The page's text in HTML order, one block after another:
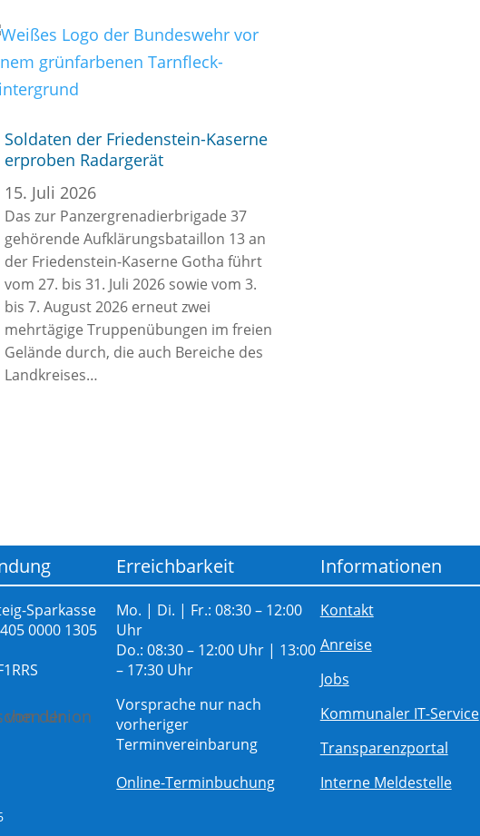
Soldaten der Friedenstein-Kaserne
erproben Radargerät
15. Juli 2026
Das zur Panzergrenadierbrigade 37
gehörende Aufklärungsbataillon 13 an
der Friedenstein-Kaserne Gotha führt
vom 27. bis 31. Juli 2026 sowie vom 3.
bis 7. August 2026 erneut zwei
mehrtägige Truppenübungen im freien
Gelände durch, die auch Bereiche des
Landkreises…
Sparkasse
0000 1305
Erreichbarkeit
Mo. | Di. | Fr.: 08:30 – 12:00
Uhr
Do.: 08:30 – 12:00 Uhr | 13:00
– 17:30 Uhr
Vorsprache nur nach
vorheriger
Terminvereinbarung
Online-Terminbuchung
Informationen
Kontakt
Anreise
Jobs
Kommunaler IT-Service
Transparenzportal
Interne Meldestelle